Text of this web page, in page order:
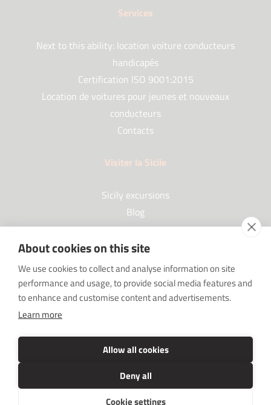
About cookies on this site
We use cookies to collect and analyse information on site
performance and usage, to provide social media features and
to enhance and customise content and advertisements.
Learn more
Allow all cookies
Deny all
Cookie settings
Services
Next to this ability: location voiture conducteurs
handicapés
Certification ISO 9001:2015
Location de voitures pour jeunes et nouveaux
conducteurs
Contacts
Visiter la Sicile
Sicily excursions
Blog
Partenaires
Our Partners
SRC sostiene Imprenditore non sei solo